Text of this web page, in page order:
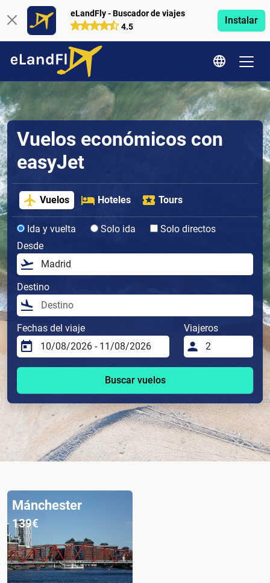
eLandFly - Buscador de viajes
4.5
Instalar
Vuelos económicos con
easyJet
Vuelos Hoteles Tours
Ida y vuelta Solo ida
Solo directos
Desde
Destino
Fechas del viaje Viajeros
Buscar vuelos
Mánchester
139€